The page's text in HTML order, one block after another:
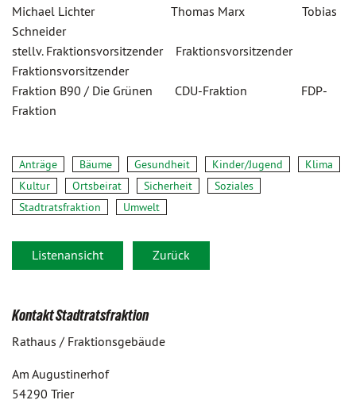
Michael Lichter Thomas Marx Tobias
Schneider
stellv. Fraktionsvorsitzender Fraktionsvorsitzender
Fraktionsvorsitzender
Fraktion B90 / Die Grünen CDU-Fraktion FDP-
Fraktion
Anträge Bäume Gesundheit Kinder/Jugend
Klima
Kultur
Ortsbeirat Sicherheit
Soziales
Stadtratsfraktion
Umwelt
Listenansicht Zurück
Kontakt Stadtratsfraktion
Rathaus / Fraktionsgebäude
Am Augustinerhof
54290 Trier